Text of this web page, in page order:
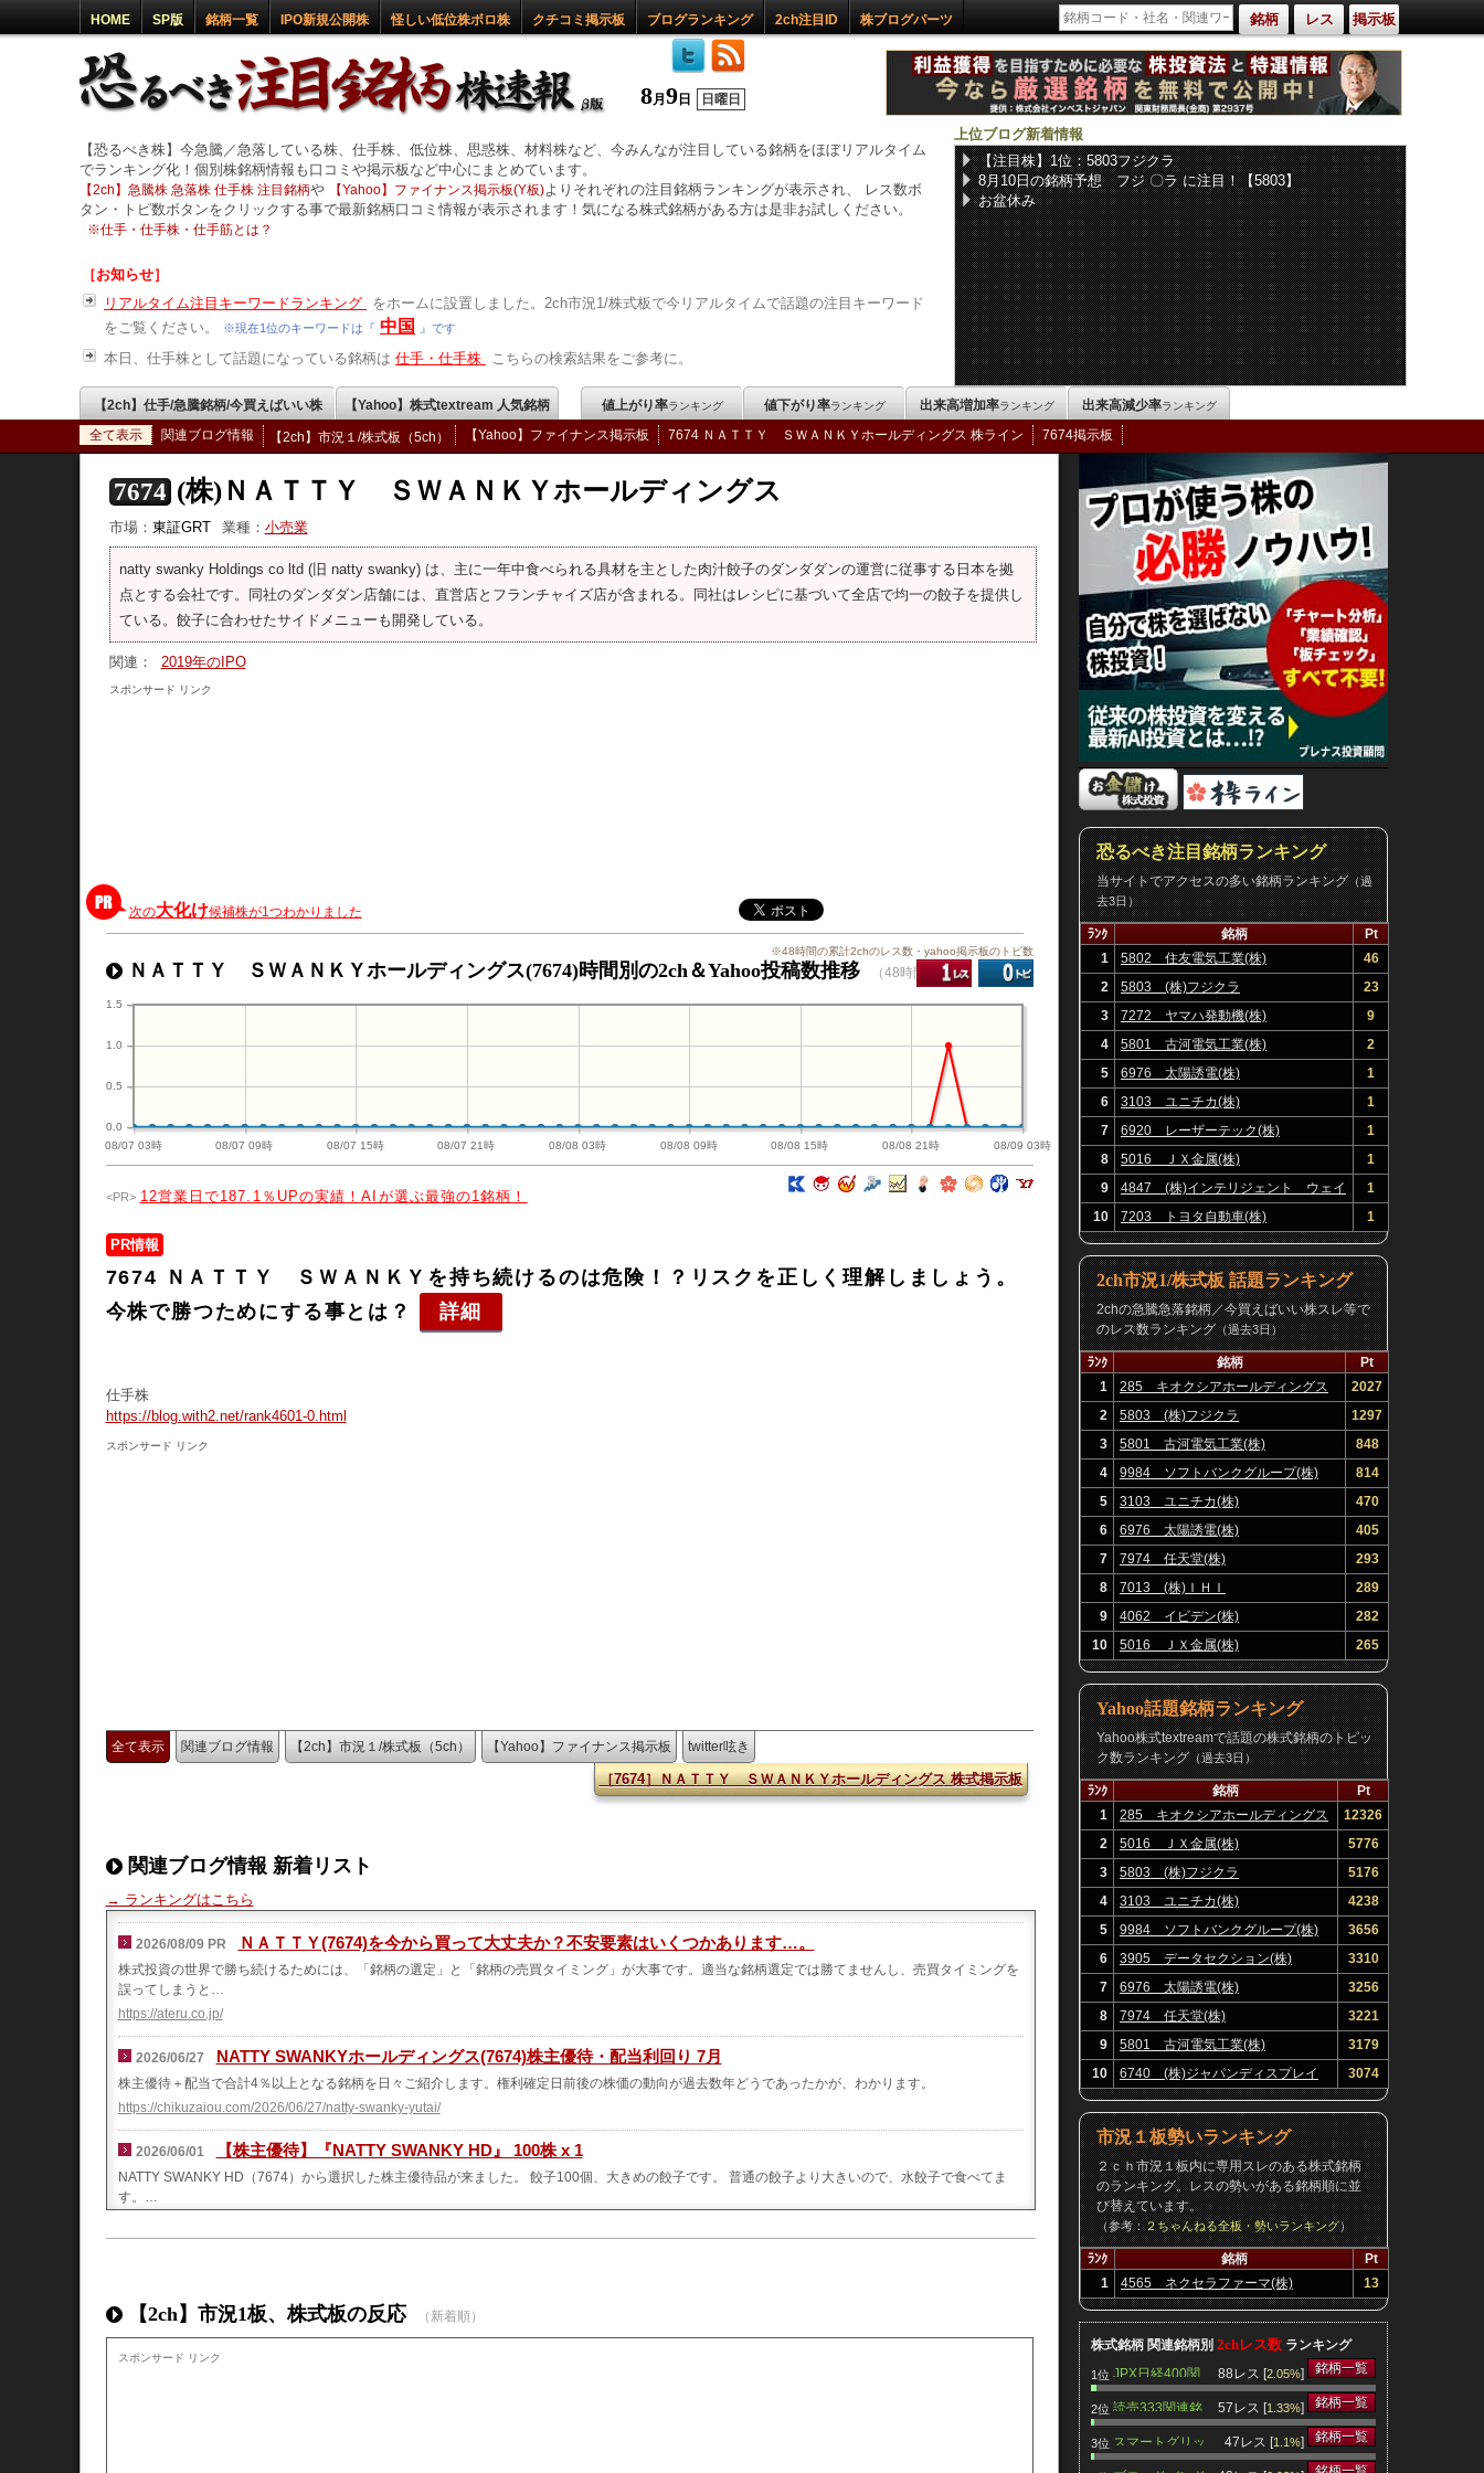
HOME SP版 銘柄一覧 IPO新規公開株 怪しい低位株ボロ株 クチコミ掲示板 ブログランキング 2ch注目ID 株ブログパーツ 銘柄 レス 掲示板
8月 9 日 日曜日
【恐るべき株】今急騰／急落している株、仕手株、低位株、思惑株、材料株など、今みんなが注目している銘柄をほぼリアルタイム
でランキング化！個別株銘柄情報も口コミや掲示板など中心にまとめています。
【2ch】急騰株 急落株 仕手株 注目銘柄や 【Yahoo】ファイナンス掲示板(Y板)よりそれぞれの注目銘柄ランキングが表示され、 レス数ボ
タン・トピ数ボタンをクリックする事で最新銘柄口コミ情報が表示されます！気になる株式銘柄がある方は是非お試しください。
※仕手・仕手株・仕手筋とは？
［お知らせ］
リアルタイム注目キーワードランキング
をホームに設置しました。2ch市況1/株式板で今リアルタイムで話題の注目キーワード
をご覧ください。
※現在1位のキーワードは『 中国 』です
本日、仕手株として話題になっている銘柄は 仕手・仕手株 こちらの検索結果をご参考に。
上位ブログ新着情報
【注目株】1位：5803フジクラ
8月10日の銘柄予想 フジ 〇ラ に注目！【5803】
お盆休み
【2ch】仕手/急騰銘柄/今買えばいい株 【Yahoo】株式textream 人気銘柄 値上がり率ランキング 値下がり率ランキング 出来高増加率ランキング 出来高減少率ランキング
全て表示 関連ブログ情報 【2ch】市況１/株式板（5ch） 【Yahoo】ファイナンス掲示板 7674 ＮＡＴＴＹ ＳＷＡＮＫＹホールディングス 株ライン 7674掲示板
7674 (株)ＮＡＴＴＹ ＳＷＡＮＫＹホールディングス
市場： 東証GRT 業種： 小売業
natty swanky Holdings co ltd (旧 natty swanky) は、主に一年中食べられる具材を主とした肉汁餃子のダンダダンの運営に従事する日本を拠
点とする会社です。同社のダンダダン店舗には、直営店とフランチャイズ店が含まれる。同社はレシピに基づいて全店で均一の餃子を提供し
ている。餃子に合わせたサイドメニューも開発している。
関連： 2019年のIPO
スポンサード リンク
次の大化け候補株が1つわかりました
ＮＡＴＴＹ ＳＷＡＮＫＹホールディングス(7674)時間別の2ch＆Yahoo投稿数推移 （48時間）
※48時間の累計2chのレス数・yahoo掲示板のトピ数
08/07 03時 08/07 09時 08/07 15時 08/07 21時 08/08 03時 08/08 09時 08/08 15時 08/08 21時 08/09 03時
0.0
0.5
1.0
1.5
12営業日で187.1％UPの実績！AIが選ぶ最強の1銘柄！
PR情報
7674 ＮＡＴＴＹ ＳＷＡＮＫＹを持ち続けるのは危険！？リスクを正しく理解しましょう。
今株で勝つためにする事とは？
詳細
仕手株
https://blog.with2.net/rank4601-0.html
スポンサード リンク
全て表示 関連ブログ情報 【2ch】市況１/株式板（5ch） 【Yahoo】ファイナンス掲示板 twitter呟き
［7674］ＮＡＴＴＹ ＳＷＡＮＫＹホールディングス 株式掲示板
関連ブログ情報 新着リスト
→ ランキングはこちら
2026/08/09 PR ＮＡＴＴＹ(7674)を今から買って大丈夫か？不安要素はいくつかあります…。
株式投資の世界で勝ち続けるためには、「銘柄の選定」と「銘柄の売買タイミング」が大事です。適当な銘柄選定では勝てませんし、売買タイミングを
誤ってしまうと…
https://ateru.co.jp/
2026/06/27 NATTY SWANKYホールディングス(7674)株主優待・配当利回り 7月
株主優待＋配当で合計4％以上となる銘柄を日々ご紹介します。権利確定日前後の株価の動向が過去数年どうであったかが、わかります。
https://chikuzaiou.com/2026/06/27/natty-swanky-yutai/
2026/06/01 【株主優待】『NATTY SWANKY HD』 100株 x 1
NATTY SWANKY HD（7674）から選択した株主優待品が来ました。 餃子100個、大きめの餃子です。 普通の餃子より大きいので、水餃子で食べてま
す。…
だきました。餃子屋さんみたいなので行くのが楽しみです有効期限2027年4月
https://small-dagon2011.com/yutai-info/7674
【2ch】市況1板、株式板の反応 （新着順）
スポンサード リンク
恐るべき注目銘柄ランキング
当サイトでアクセスの多い銘柄ランキング（過
去3日）
ﾗﾝｸ 銘柄
Pt
1
5802 住友電気工業(株)
46
2
5803 (株)フジクラ
23
3
7272 ヤマハ発動機(株)
9
4
5801 古河電気工業(株)
2
5
6976 太陽誘電(株)
1
6
3103 ユニチカ(株)
1
7
6920 レーザーテック(株)
1
8
5016 ＪＸ金属(株)
1
9
4847 (株)インテリジェント ウェイ
ブ
1
10
7203 トヨタ自動車(株) 1
2ch市況1/株式板 話題ランキング
2chの急騰急落銘柄／今買えばいい株スレ等で
のレス数ランキング（過去3日）
ﾗﾝｸ 銘柄
Pt
1
285 キオクシアホールディングス
(株)
2027
2
5803 (株)フジクラ
1297
3
5801 古河電気工業(株)
848
4
9984 ソフトバンクグループ(株)
814
5
3103 ユニチカ(株)
470
6
6976 太陽誘電(株)
405
7
7974 任天堂(株)
293
8
7013 (株)ＩＨＩ
289
9
4062 イビデン(株)
282
10
5016 ＪＸ金属(株) 265
Yahoo話題銘柄ランキング
Yahoo株式textreamで話題の株式銘柄のトピッ
ク数ランキング（過去3日）
ﾗﾝｸ 銘柄
Pt
1
285 キオクシアホールディングス
(株)
12326
2
5016 ＪＸ金属(株)
5776
3
5803 (株)フジクラ
5176
4
3103 ユニチカ(株)
4238
5
9984 ソフトバンクグループ(株)
3656
6
3905 データセクション(株)
3310
7
6976 太陽誘電(株)
3256
8
7974 任天堂(株)
3221
9
5801 古河電気工業(株)
3179
10
6740 (株)ジャパンディスプレイ 3074
市況１板勢いランキング
２ｃｈ市況１板内に専用スレのある株式銘柄
のランキング。レスの勢いがある銘柄順に並
び替えています。
（参考：２ちゃんねる全板・勢いランキング）
ﾗﾝｸ 銘柄
Pt
1
4565 ネクセラファーマ(株) 13
株式銘柄 関連銘柄別 2chレス数 ランキング
1位 JPX日経400関
連銘柄
88レス [2.05%] 銘柄一覧
2位 読売333関連銘
柄
57レス [1.33%] 銘柄一覧
3位 スマートグリッ
ド関連銘柄
47レス [1.1%] 銘柄一覧